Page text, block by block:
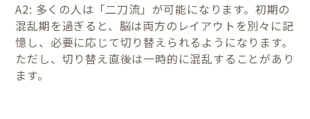
A2: 多くの人は「二刀流」が可能になります。初期の
混乱期を過ぎると、脳は両方のレイアウトを別々に記
憶し、必要に応じて切り替えられるようになります。
ただし、切り替え直後は一時的に混乱することがあり
ます。